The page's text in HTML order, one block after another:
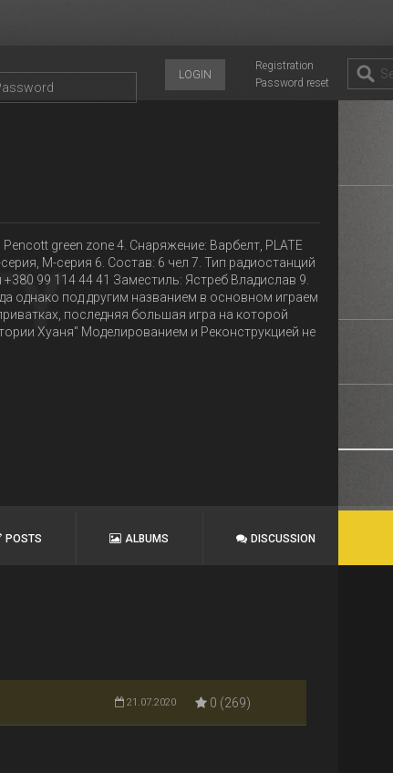
Registration
Password reset
LOGIN
green zone 4. Снаряжение: Варбелт, PLATE
М-серия 6. Состав: 6 чел 7. Тип радиостанций
99 114 44 41 Заместиль: Ястреб Владислав 9.
однако под другим названием в основном играем
последняя большая игра на которой
Хуаня" Моделированием и Реконструкцией не
POSTS ALBUMS DISCUSSION
21.07.2020 0 (269)